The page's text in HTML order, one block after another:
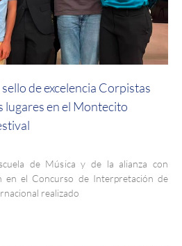
de excelencia Corpistas
lugares en el Montecito
de Música y de la alianza con
en el Concurso de Interpretación de
realizado